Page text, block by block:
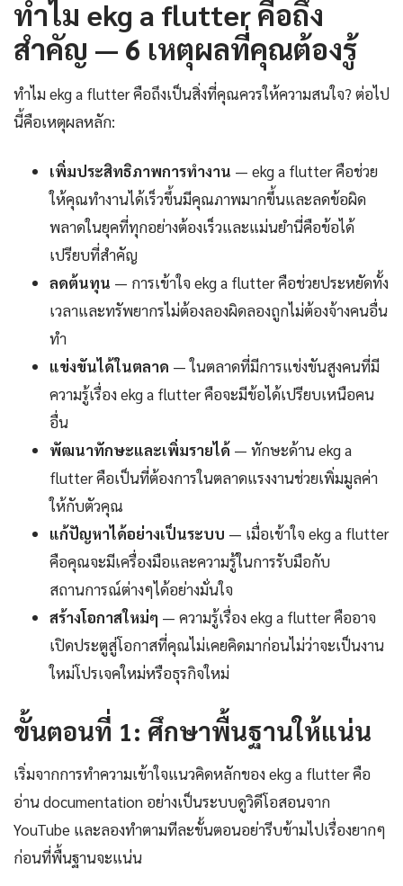
ทำไม ekg a flutter คือถึง
สำคัญ — 6 เหตุผลที่คุณต้องรู้
ทำไม ekg a flutter คือถึงเป็นสิ่งที่คุณควรให้ความสนใจ? ต่อไป
นี้คือเหตุผลหลัก:
เพิ่มประสิทธิภาพการทำงาน — ekg a flutter คือช่วย
ให้คุณทำงานได้เร็วขึ้นมีคุณภาพมากขึ้นและลดข้อผิด
พลาดในยุคที่ทุกอย่างต้องเร็วและแม่นยำนี่คือข้อได้
เปรียบที่สำคัญ
ลดต้นทุน — การเข้าใจ ekg a flutter คือช่วยประหยัดทั้ง
เวลาและทรัพยากรไม่ต้องลองผิดลองถูกไม่ต้องจ้างคนอื่น
ทำ
แข่งขันได้ในตลาด — ในตลาดที่มีการแข่งขันสูงคนที่มี
ความรู้เรื่อง ekg a flutter คือจะมีข้อได้เปรียบเหนือคน
อื่น
พัฒนาทักษะและเพิ่มรายได้ — ทักษะด้าน ekg a
flutter คือเป็นที่ต้องการในตลาดแรงงานช่วยเพิ่มมูลค่า
ให้กับตัวคุณ
แก้ปัญหาได้อย่างเป็นระบบ — เมื่อเข้าใจ ekg a flutter
คือคุณจะมีเครื่องมือและความรู้ในการรับมือกับ
สถานการณ์ต่างๆได้อย่างมั่นใจ
สร้างโอกาสใหม่ๆ — ความรู้เรื่อง ekg a flutter คืออาจ
เปิดประตูสู่โอกาสที่คุณไม่เคยคิดมาก่อนไม่ว่าจะเป็นงาน
ใหม่โปรเจคใหม่หรือธุรกิจใหม่
ขั้นตอนที่ 1: ศึกษาพื้นฐานให้แน่น
เริ่มจากการทำความเข้าใจแนวคิดหลักของ ekg a flutter คือ
อ่าน documentation อย่างเป็นระบบดูวิดีโอสอนจาก
YouTube และลองทำตามทีละขั้นตอนอย่ารีบข้ามไปเรื่องยากๆ
ก่อนที่พื้นฐานจะแน่น